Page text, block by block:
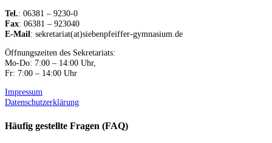
Tel.: 06381 – 9230-0
Fax: 06381 – 923040
E-Mail: sekretariat(at)siebenpfeiffer-gymnasium.de
Öffnungszeiten des Sekretariats:
Mo-Do: 7:00 – 14:00 Uhr,
Fr: 7:00 – 14:00 Uhr
Impressum
Datenschutzerklärung
Häufig gestellte Fragen (FAQ)